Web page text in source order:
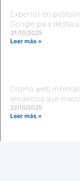
Expertos en
Google para
31/10/2025
Leer más »
Diseño web
tendencia que
22/10/2025
Leer más »